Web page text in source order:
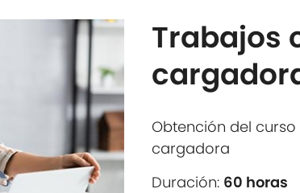
Trabajos
Obtención del
cargadora
Duración: 60 horas